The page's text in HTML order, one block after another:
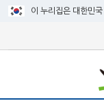
이 누리집은 대한민